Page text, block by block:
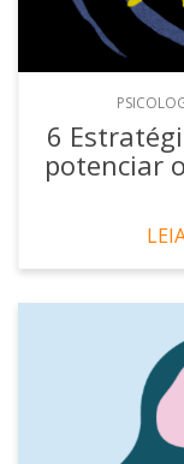
6
potenciar